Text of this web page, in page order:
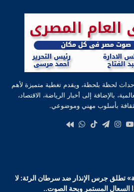
لحظة بلحظة، ويقدم تغطية متميزة لأهم
بالإضافة إلى أخبار الرياضة، الاقتصاد،
بأسلوب مهني وموضوعي.
‫X
‫YouTube
انستقرام
تيلقرام‫TikTokواتساب
تطلق جرس الإنذار ضد سرطان الرئة: لا
السعال المستمر وبحة الصوت..